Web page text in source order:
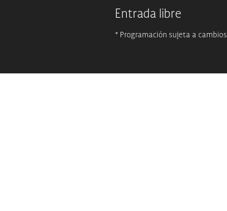
Entrada libre
* Programación sujeta a cambios